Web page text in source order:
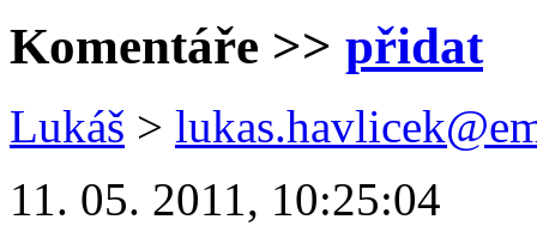
Komentáře >> přidat
Lukáš >
11. 05. 2011, 10:25:04